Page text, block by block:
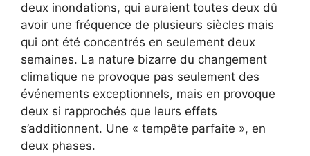
deux inondations, qui auraient toutes deux dû
avoir une fréquence de plusieurs siècles mais
qui ont été concentrés en seulement deux
semaines. La nature bizarre du changement
climatique ne provoque pas seulement des
événements exceptionnels, mais en provoque
deux si rapprochés que leurs effets
s’additionnent. Une « tempête parfaite », en
deux phases.